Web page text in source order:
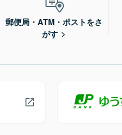
郵便局・ATM・ポストをさ
がす